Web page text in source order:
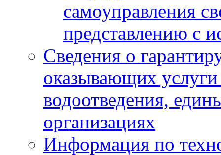
самоуправления
представлению с
Сведения о
оказывающих
водоотведения,
организациях
Информация по